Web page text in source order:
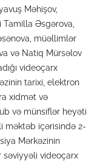
Məhişov,
Əsgərova,
müəllimlər
və Natiq Mürsəlov
videoçarx
tarixi, elektron
xidmət və
və münsiflər heyəti
məktəb içərisində 2-
Mərkəzinin
səviyyəli videoçarx